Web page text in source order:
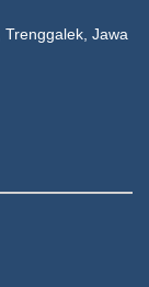
Jawa